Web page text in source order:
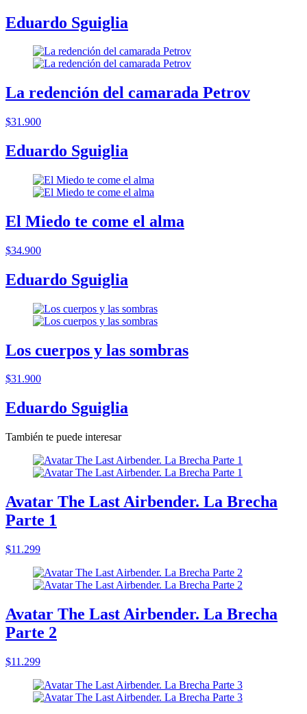
Eduardo Sguiglia
La redención del camarada Petrov
$31.900
Eduardo Sguiglia
El Miedo te come el alma
$34.900
Eduardo Sguiglia
Los cuerpos y las sombras
$31.900
Eduardo Sguiglia
También te puede interesar
Avatar The Last Airbender. La Brecha
Parte 1
$11.299
Avatar The Last Airbender. La Brecha
Parte 2
$11.299